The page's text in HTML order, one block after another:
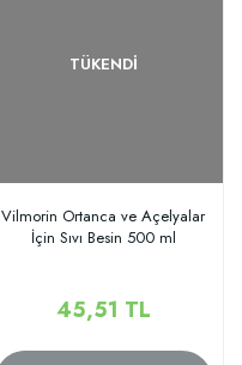
TÜKENDI
Vilmorin Ortanca ve Açelyalar
İçin Sıvı Besin 500 ml
45,51 TL